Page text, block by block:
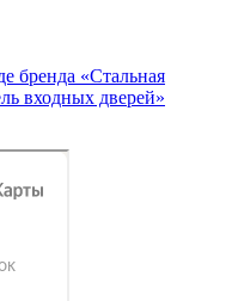
бренда «Стальная
входных дверей»